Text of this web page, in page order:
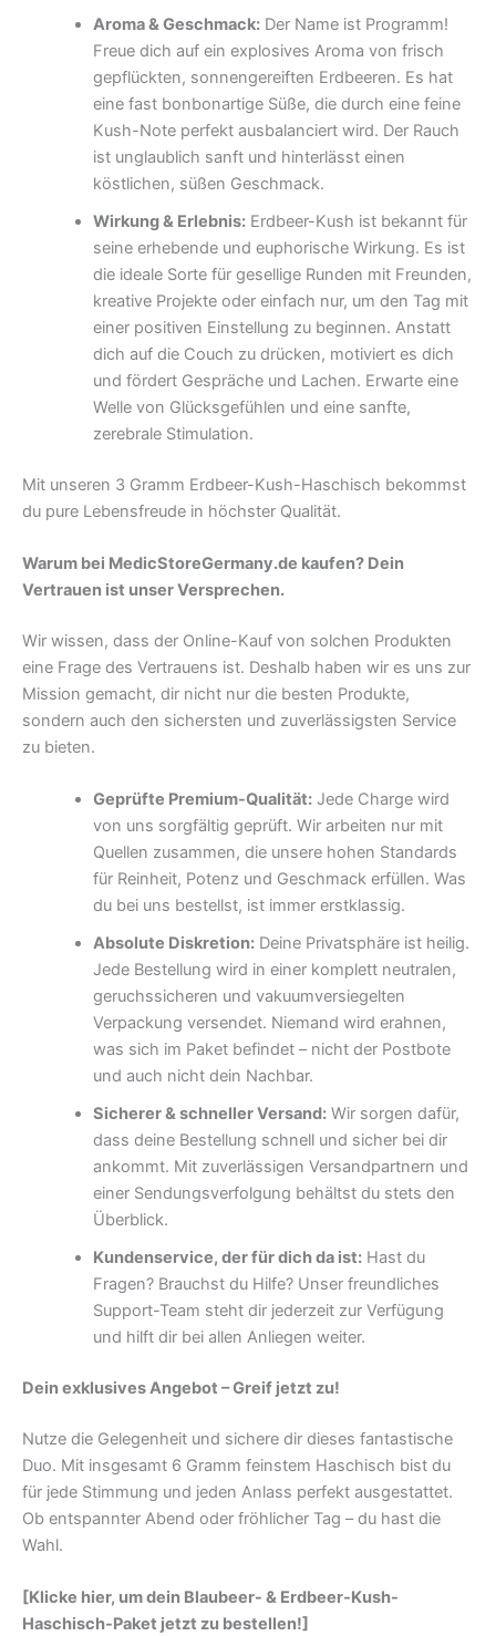
Aroma & Geschmack:Der Name ist Programm!
Freue dich auf ein explosives Aroma von frisch
gepflückten, sonnengereiften Erdbeeren. Es hat
eine fast bonbonartige Süße, die durch eine feine
Kush-Note perfekt ausbalanciert wird. Der Rauch
ist unglaublich sanft und hinterlässt einen
köstlichen, süßen Geschmack.
Wirkung & Erlebnis:Erdbeer-Kush ist bekannt für
seine erhebende und euphorische Wirkung. Es ist
die ideale Sorte für gesellige Runden mit Freunden,
kreative Projekte oder einfach nur, um den Tag mit
einer positiven Einstellung zu beginnen. Anstatt
dich auf die Couch zu drücken, motiviert es dich
und fördert Gespräche und Lachen. Erwarte eine
Welle von Glücksgefühlen und eine sanfte,
zerebrale Stimulation.
Mit unseren 3 Gramm Erdbeer-Kush-Haschisch bekommst
du pure Lebensfreude in höchster Qualität.
Warum bei MedicStoreGermany.de kaufen? Dein
Vertrauen ist unser Versprechen.
Wir wissen, dass der Online-Kauf von solchen Produkten
eine Frage des Vertrauens ist. Deshalb haben wir es uns zur
Mission gemacht, dir nicht nur die besten Produkte,
sondern auch den sichersten und zuverlässigsten Service
zu bieten.
Geprüfte Premium-Qualität:Jede Charge wird
von uns sorgfältig geprüft. Wir arbeiten nur mit
Quellen zusammen, die unsere hohen Standards
für Reinheit, Potenz und Geschmack erfüllen. Was
du bei uns bestellst, ist immer erstklassig.
Absolute Diskretion:Deine Privatsphäre ist heilig.
Jede Bestellung wird in einer komplett neutralen,
geruchssicheren und vakuumversiegelten
Verpackung versendet. Niemand wird erahnen,
was sich im Paket befindet – nicht der Postbote
und auch nicht dein Nachbar.
Sicherer & schneller Versand:Wir sorgen dafür,
dass deine Bestellung schnell und sicher bei dir
ankommt. Mit zuverlässigen Versandpartnern und
einer Sendungsverfolgung behältst du stets den
Überblick.
Kundenservice, der für dich da ist:Hast du
Fragen? Brauchst du Hilfe? Unser freundliches
Support-Team steht dir jederzeit zur Verfügung
und hilft dir bei allen Anliegen weiter.
Dein exklusives Angebot – Greif jetzt zu!
Nutze die Gelegenheit und sichere dir dieses fantastische
Duo. Mit insgesamt 6 Gramm feinstem Haschisch bist du
für jede Stimmung und jeden Anlass perfekt ausgestattet.
Ob entspannter Abend oder fröhlicher Tag – du hast die
Wahl.
[Klicke hier, um dein Blaubeer- & Erdbeer-Kush-
Haschisch-Paket jetzt zu bestellen!]